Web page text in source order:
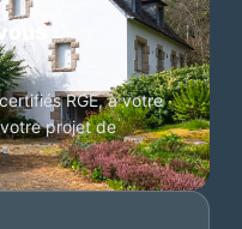
RGE, à votre
projet de